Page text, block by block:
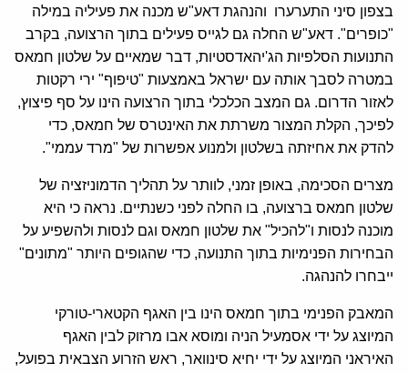
בצפון סיני התערערו והנהגת דאע"ש מכנה את פעיליה במילה
"כופרים". דאע"ש החלה גם לגייס פעילים בתוך הרצועה, בקרב
התנועות הסלפיות הג'יהאדסטיות, דבר שמאיים על שלטון חמאס
במטרה לסבך אותה עם ישראל באמצעות "טיפוף" ירי רקטות
לאזור הדרום. גם המצב הכלכלי בתוך הרצועה הינו על סף פיצוץ,
לפיכך, הקלת המצור משרתת את האינטרס של חמאס, כדי
להדק את אחיזתה בשלטון ולמנוע אפשרות של "מרד עממי".
מצרים הסכימה, באופן זמני, לוותר על תהליך הדמוניזציה של
שלטון חמאס ברצועה, בו החלה לפני כשנתיים. נראה כי היא
מוכנה לנסות ו"להכיל" את שלטון חמאס וגם לנסות ולהשפיע על
הבחירות הפנימיות בתוך התנועה, כדי שהגופים היותר "מתונים"
ייבחרו להנהגה.
המאבק הפנימי בתוך חמאס הינו בין האגף הקטארי-טורקי
המיוצג על ידי אסמעיל הניה ומוסא אבו מרזוק לבין האגף
האיראני המיוצג על ידי יחיא סינוואר, ראש הזרוע הצבאית בפועל,